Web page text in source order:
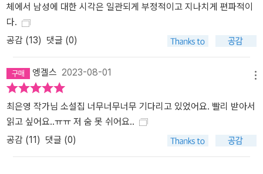
배치된 세 편의 소설 「파종」 「이모에게」 「사라지는, 사라지지 않는」은
흔히 ‘정상가족’이라 여겨지는 것과는 다른 가족의 모습을 보여준다.
일찍 돌아가신 엄마를 대신해 자신을 보살펴준 오빠의 사랑을 뒤늦게
사랑을 은유하는 공간인 ‘텃밭’을 배경으로 남매가 나눈 마음을 섬세
하게 담아낸다. 「이모에게」는 제목에서 짐작할 수 있듯 ‘나’가 어린 시
‘나’는 감정적으로 인색하고 엄격한 이모를 견딜 수 없어하며 자신에
게 깊이 새겨진 그 흔적을 부정하려 하면서도 동시에 어떤 누구와도
다른 방식으로 자신을 아껴준 이모를 그리워하기도 한다. 때문에
‘나’가 “나는 이모를 판단하기 위해서 이 글을 쓰는 것이 아니다. 그런
체에서 남성에 대한 시각은 일관되게 부정적이고 지나치게 편파적이
다.
공감 (13) 댓글 (0)
엥겔스 2023-08-01
최은영 작가님 소설집 너무너무너무 기다리고 있었어요. 빨리 받아서
읽고 싶어요..ㅠㅠ 저 숨 못 쉬어요..
공감 (11) 댓글 (0)